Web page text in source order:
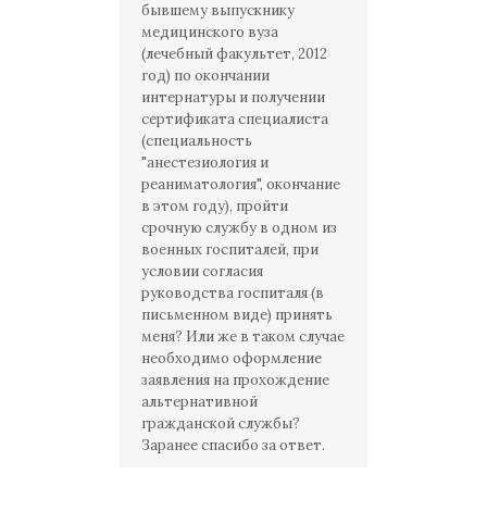
бывшему выпускнику
медицинского вуза
(лечебный факультет, 2012
год) по окончании
интернатуры и получении
сертификата специалиста
(специальность
"анестезиология и
реаниматология", окончание
в этом году), пройти
срочную службу в одном из
военных госпиталей, при
условии согласия
руководства госпиталя (в
письменном виде) принять
меня? Или же в таком случае
необходимо оформление
заявления на прохождение
альтернативной
гражданской службы?
Заранее спасибо за ответ.